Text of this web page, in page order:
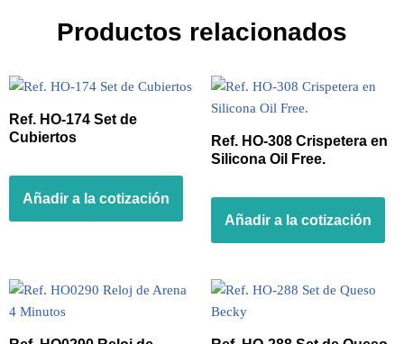
Productos relacionados
Ref. HO-174 Set de
Cubiertos
Añadir a la cotización
Ref. HO-308 Crispetera en
Silicona Oil Free.
Añadir a la cotización